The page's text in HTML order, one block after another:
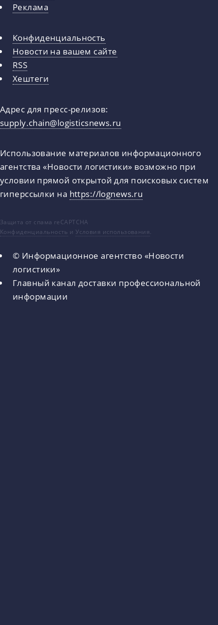
Реклама
Конфиденциальность
Новости на вашем сайте
RSS
Хештеги
Адрес для пресс-релизов:
supply.chain@logisticsnews.ru
Использование материалов информационного
агентства «Новости логистики» возможно при
условии прямой открытой для поисковых систем
гиперссылки на https://lognews.ru
Защита от спама reCAPTCHA
Конфиденциальность иУсловия использования.
© Информационное агентство «Новости
логистики»
Главный канал доставки профессиональной
информации